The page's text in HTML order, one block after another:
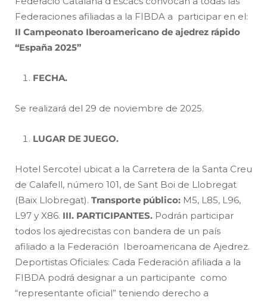
Federaciones afiliadas a la FIBDA a participar en el:
II Campeonato Iberoamericano de ajedrez rápido
“España 2025”
FECHA.
Se realizará del 29 de noviembre de 2025.
LUGAR DE JUEGO.
Hotel Sercotel ubicat a la Carretera de la Santa Creu
de Calafell, número 101, de Sant Boi de Llobregat
(Baix Llobregat). Transporte público: M5, L85, L96,
L97 y X86. III. PARTICIPANTES. Podrán participar
todos los ajedrecistas con bandera de un país
afiliado a la Federación Iberoamericana de Ajedrez.
Deportistas Oficiales: Cada Federación afiliada a la
FIBDA podrá designar a un participante como
“representante oficial” teniendo derecho a